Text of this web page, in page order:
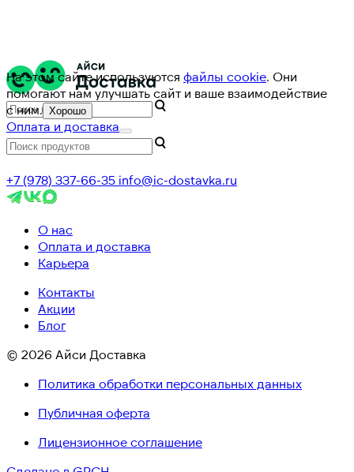
На этом сайте используются файлы cookie. Они
помогают нам улучшать сайт и ваше взаимодействие
с ним. Хорошо
Оплата и доставка
+7 (978) 337-66-35 info@ic-dostavka.ru
О нас
Оплата и доставка
Карьера
Контакты
Акции
Блог
© 2026 Айси Доставка
Политика обработки персональных данных
Публичная оферта
Лицензионное соглашение